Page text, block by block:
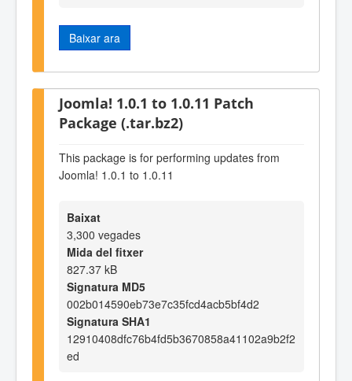
Baixar ara
Joomla! 1.0.1 to 1.0.11 Patch
Package (.tar.bz2)
This package is for performing updates from
Joomla! 1.0.1 to 1.0.11
Baixat
3,300 vegades
Mida del fitxer
827.37 kB
Signatura MD5
002b014590eb73e7c35fcd4acb5bf4d2
Signatura SHA1
12910408dfc76b4fd5b3670858a41102a9b2f2
ed